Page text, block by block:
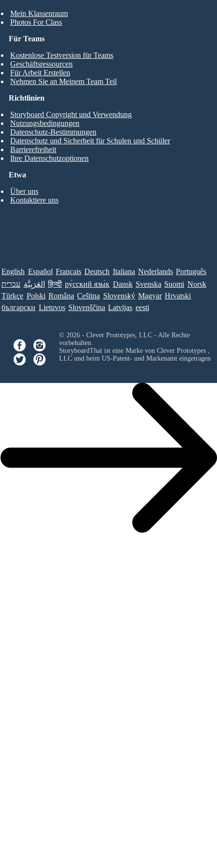
Mein Klassenraum
Photos For Class
Für Teams
Kostenlose Testversion für Teams
Geschäftsressourcen
Für Arbeit Erstellen
Nehmen Sie an Meinem Team Teil
Etwa
Über uns
Kontaktiere uns
Richtlinien
Storyboard Copyright und Verwendung
Nutzungsbedingungen
Datenschutz-Bestimmungen
Datenschutz und Sicherheit für Schulen und Schüler
Barrierefreiheit
Ihre Datenschutzoptionen
English Español Français Deutsch Italiana Nederlands Português
עברית العَرَبِيَّة हिन्दी ру́сский язы́к Dansk Svenska Suomi Norsk
Türkçe Polski Româna Ceština Slovenský Magyar Hrvatski
български Lietuvos Slovenščina Latvijas eesti
© 2026 - Clever Prototypes, LLC - Alle Rechte
vorbehalten.
StoryboardThat ist eine Marke von Clever Prototypes ,
LLCund beim US-Patent- und Markenamt eingetragen